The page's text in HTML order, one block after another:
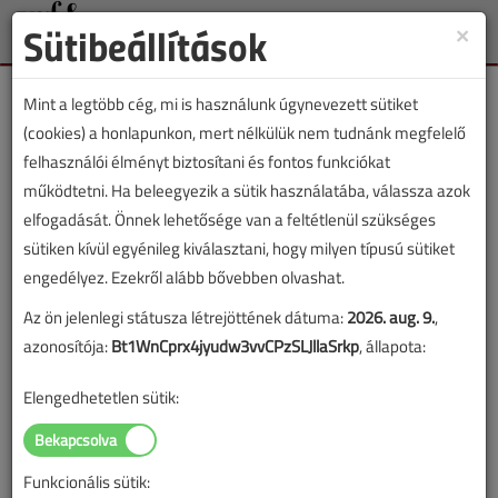
Toggle
Lapszám:
TARTALOM
A fekete lyuk
Figylem! Ez a cikk 24 éve frissült utoljára. A benne szereplő
információk mára aktualitásukat veszíthették, valamint a tartalom
×
Sütibeállítások
Mint a legtöbb cég, mi is használunk úgynevezett sütiket
(cookies) a honlapunkon, mert nélkülük nem tudnánk megfelelő
felhasználói élményt biztosítani és fontos funkciókat
működtetni. Ha beleegyezik a sütik használatába, válassza azok
elfogadását. Önnek lehetősége van a feltétlenül szükséges
sütiken kívül egyénileg kiválasztani, hogy milyen típusú sütiket
engedélyez. Ezekről alább bővebben olvashat.
Az ön jelenlegi státusza létrejöttének dátuma:2026. aug. 9.,
azonosítója:Bt1WnCprx4jyudw3vvCPzSLJllaSrkp, állapota:
Elengedhetetlen sütik:
Funkcionális sütik: